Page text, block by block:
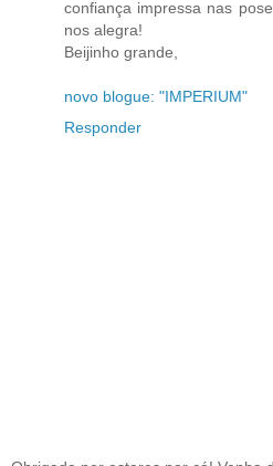
confiança impressa nas
nos alegra!
Beijinho grande,
novo blogue: "IMPERIUM"
Responder